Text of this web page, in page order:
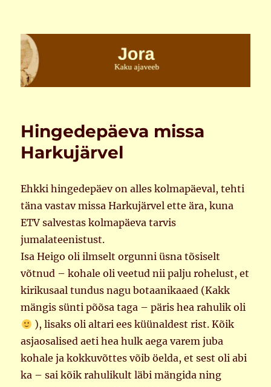
Jora
Hingedepäeva missa
Harkujärvel
Ehkki hingedepäev on alles kolmapäeval, tehti
täna vastav missa Harkujärvel ette ära, kuna
ETV salvestas kolmapäeva tarvis
jumalateenistust.
Isa Heigo oli ilmselt orgunni üsna tõsiselt
võtnud – kohale oli veetud nii palju rohelust, et
kirikusaal tundus nagu botaanikaaed (Kakk
mängis sünti põõsa taga – päris hea rahulik oli
), lisaks oli altari ees küünaldest rist. Kõik
asjaosalised aeti hea hulk aega varem juba
kohale ja kokkuvõttes võib öelda, et sest oli abi
ka – sai kõik rahulikult läbi mängida ning